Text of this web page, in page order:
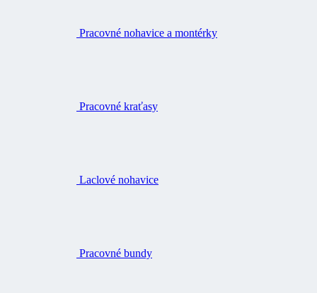
Pracovné nohavice a montérky
Pracovné kraťasy
Laclové nohavice
Pracovné bundy